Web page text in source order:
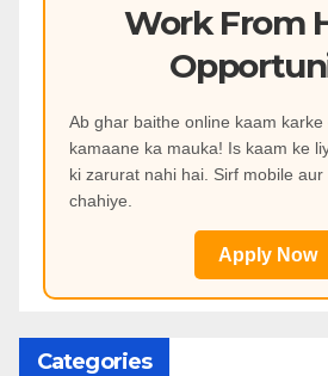
Work From
Ab ghar baithe online kaam karke
kamaane ka mauka! Is kaam ke
ki zarurat nahi hai. Sirf mobile
chahiye.
Apply Now
Categories